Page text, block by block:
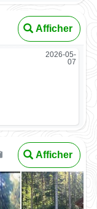
Afficher
2026-05-
07
Afficher